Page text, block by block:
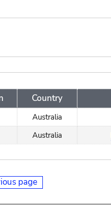
Country
Australia
Australia
page